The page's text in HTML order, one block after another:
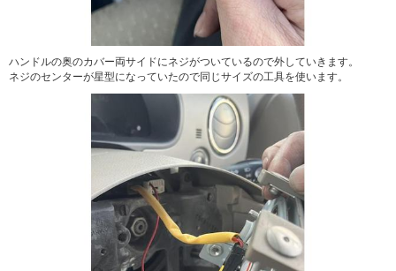
ハンドルの奥のカバー両サイドにネジがついているので外していきます。
ネジのセンターが星型になっていたので同じサイズの工具を使います。